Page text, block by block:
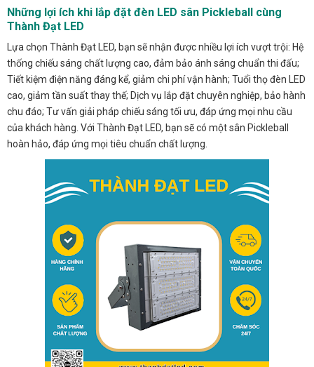
Những lợi ích khi lắp đặt đèn LED sân Pickleball cùng
Thành Đạt LED
Lựa chọn Thành Đạt LED, bạn sẽ nhận được nhiều lợi ích vượt trội: Hệ
thống chiếu sáng chất lượng cao, đảm bảo ánh sáng chuẩn thi đấu;
Tiết kiệm điện năng đáng kể, giảm chi phí vận hành; Tuổi thọ đèn LED
cao, giảm tần suất thay thế; Dịch vụ lắp đặt chuyên nghiệp, bảo hành
chu đáo; Tư vấn giải pháp chiếu sáng tối ưu, đáp ứng mọi nhu cầu
của khách hàng. Với Thành Đạt LED, bạn sẽ có một sân Pickleball
hoàn hảo, đáp ứng mọi tiêu chuẩn chất lượng.